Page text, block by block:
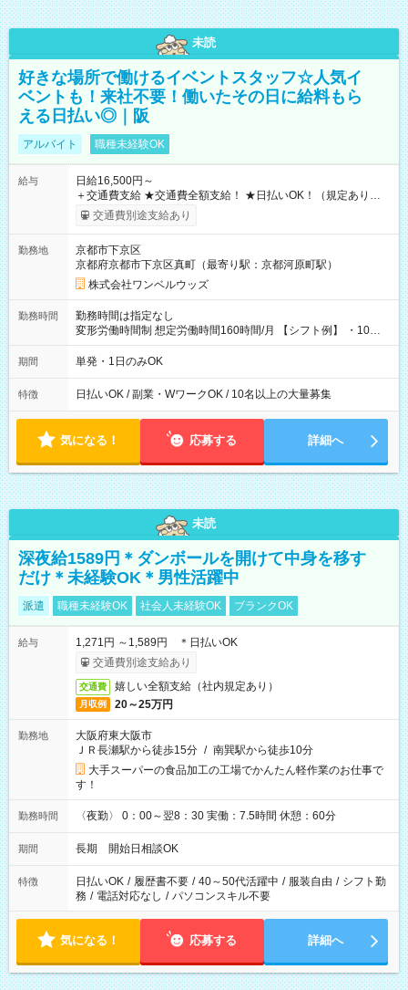
未読
好きな場所で働けるイベントスタッフ☆人気イ
ベントも！来社不要！働いたその日に給料もら
える日払い◎｜阪
アルバイト 職種未経験OK
給与
日給16,500円～
＋交通費支給 ★交通費全額支給！ ★日払いOK！（規定あり） ┗
働いたその日に現金GET♪ お仕事後はコンビニATMから 日払
交通費別途支給あり
勤務地
京都市下京区
京都府京都市下京区真町（最寄り駅：京都河原町駅）
株式会社ワンベルウッズ
勤務時間
勤務時間は指定なし
変形労働時間制 想定労働時間160時間/月 【シフト例】 ・10：
00～20：00
期間 単発・1日のみOK
特徴 日払いOK / 副業・WワークOK / 10名以上の大量募集
気になる！ 応募する 詳細へ
未読
深夜給1589円＊ダンボールを開けて中身を移す
だけ＊未経験OK＊男性活躍中
派遣 職種未経験OK 社会人未経験OK ブランクOK
給与
1,271円 ～1,589円 ＊日払いOK
交通費別途支給あり
交通費 嬉しい全額支給（社内規定あり）
月収例 20～25万円
勤務地
大阪府東大阪市
ＪＲ長瀬駅から徒歩15分 / 南巽駅から徒歩10分
大手スーパーの食品加工の工場でかんたん軽作業のお仕事で
す！
勤務時間 〈夜勤〉 0：00～翌8：30 実働：7.5時間 休憩：60分
期間 長期 開始日相談OK
特徴 日払いOK / 履歴書不要 / 40～50代活躍中 / 服装自由 / シフト勤
務 / 電話対応なし / パソコンスキル不要
気になる！ 応募する 詳細へ